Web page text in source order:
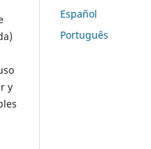
y
Español
Português